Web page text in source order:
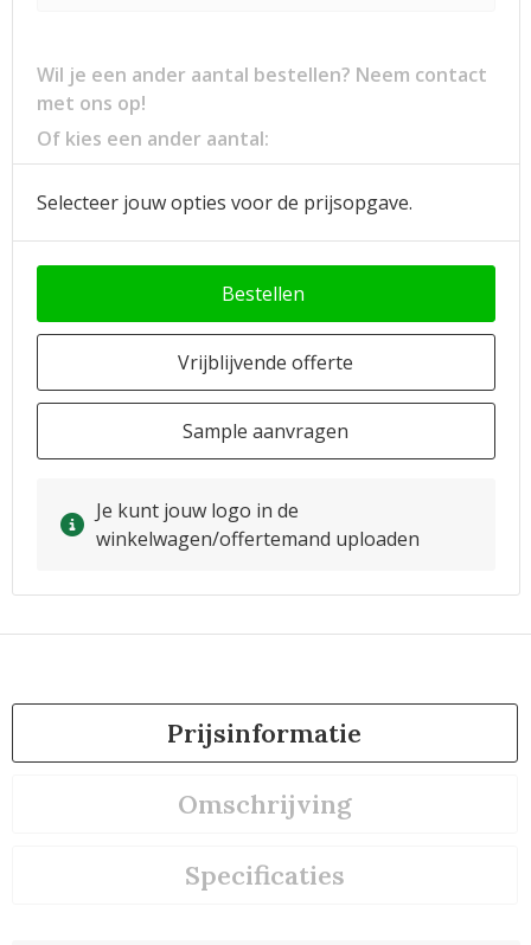
Wil je een ander aantal bestellen? Neem contact
met ons op!
Of kies een ander aantal:
Selecteer jouw opties voor de prijsopgave.
Bestellen
Vrijblijvende offerte
Sample aanvragen
Je kunt jouw logo in de
winkelwagen/offertemand uploaden
Prijsinformatie
Omschrijving
Specificaties